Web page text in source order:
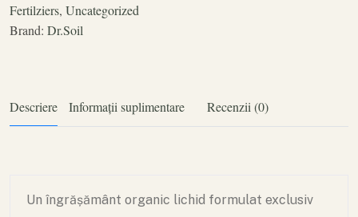
Fertilziers, Uncategorized
Brand: Dr.Soil
Descriere Informații suplimentare Recenzii (0)
Un îngrășământ organic lichid formulat exclusiv